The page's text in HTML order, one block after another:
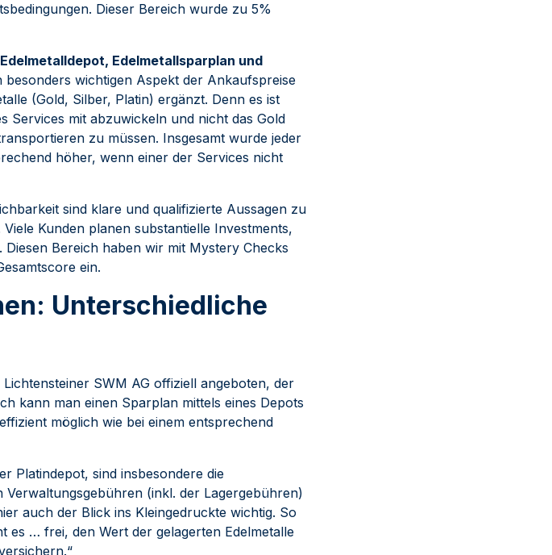
Dieser Bereich wurde zu 5%
Edelmetallsparplan und
wichtigen Aspekt der Ankaufspreise
(Gold, Silber, Platin) ergänzt. Denn es ist
Services mit abzuwickeln und nicht das Gold
zu müssen. Insgesamt wurde jeder
höher, wenn einer der Services nicht
sind klare und qualifizierte Aussagen zu
Kunden planen substantielle Investments,
Bereich haben wir mit Mystery Checks
ein.
Unterschiedliche
SWM AG offiziell angeboten, der
kann man einen Sparplan mittels eines Depots
möglich wie bei einem entsprechend
Platindepot, sind insbesondere die
(inkl. der Lagergebühren)
auch der Blick ins Kleingedruckte wichtig. So
es … frei, den Wert der gelagerten Edelmetalle